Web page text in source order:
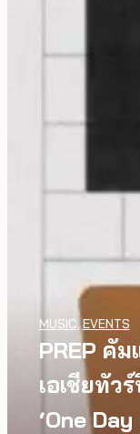
PREP คั
เอเชียทัว
‘One
MUSIC ,EVENTS
INTERVIEW,